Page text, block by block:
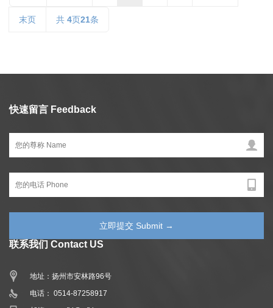
末页 共 4页21条
快速留言 Feedback
联系我们 Contact US
地址：扬州市安林路96号
电话： 0514-87258917